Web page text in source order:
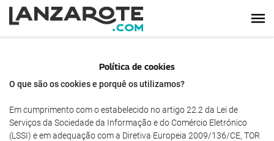
Política de cookies
O que são os cookies e porquê os utilizamos?
Em cumprimento com o estabelecido no artigo 22.2 da Lei de
Serviços da Sociedade da Informação e do Comércio Eletrónico
(LSSI) e em adequação com a Diretiva Europeia 2009/136/CE, TOR